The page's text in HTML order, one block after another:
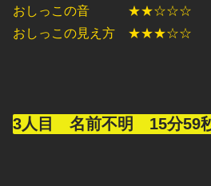
おしっこの音 ★★☆☆☆
おしっこの見え方 ★★★☆☆
3人目 名前不明 15分59